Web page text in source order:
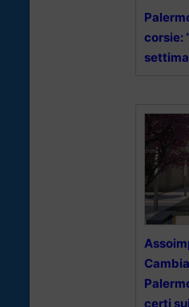
corsie:
certi